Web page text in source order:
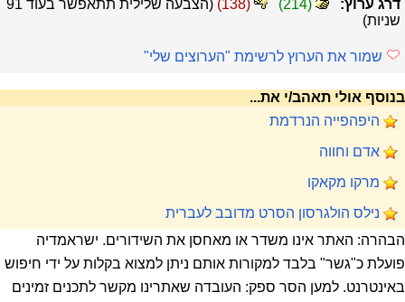
דרג ערוץ: (
214
)
(
138
) (הצבעה שלילית תתאפשר בעוד 91
שניות)
שמור את הערוץ לרשימת "הערוצים שלי"
בנוסף אולי תאהב/י את...
היפהפייה הנרדמת
אדם וחווה
מרקו מקאקו
נילס הולגרסון הסרט מדובב לעברית
הבהרה: האתר אינו משדר או מאחסן את השידורים. ישראמדיה
פועלת כ"גשר" בלבד למקורות אותם ניתן למצוא בקלות על ידי חיפוש
באינטרנט. למען הסר ספק: העובדה שאתרינו מקשר לתכנים זמינים